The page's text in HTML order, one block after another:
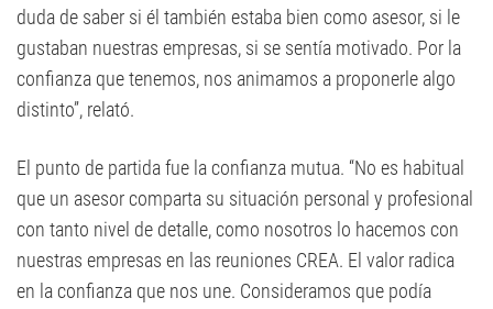
duda de saber si él también estaba bien como asesor, si le
gustaban nuestras empresas, si se sentía motivado. Por la
confianza que tenemos, nos animamos a proponerle algo
distinto”, relató.
El punto de partida fue la confianza mutua. “No es habitual
que un asesor comparta su situación personal y profesional
con tanto nivel de detalle, como nosotros lo hacemos con
nuestras empresas en las reuniones CREA. El valor radica
en la confianza que nos une. Consideramos que podía